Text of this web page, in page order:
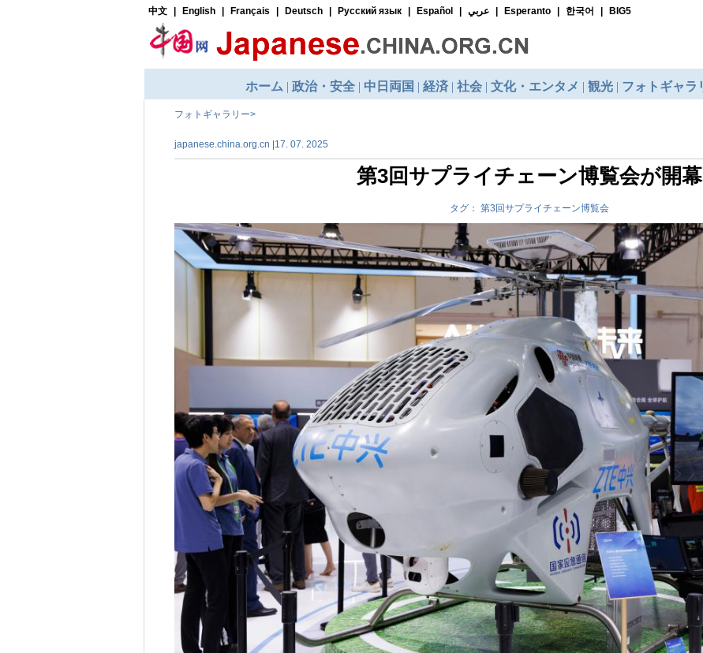
フォトギャラリー>
japanese.china.org.cn |17. 07. 2025
第3回サプライチェーン博覧会が開幕
タグ： 第3回サプライチェーン博覧会